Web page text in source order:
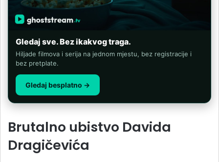
Gledaj sve. Bez ikakvog traga.
Hiljade filmova i serija na jednom mjestu, bez registracije i
bez pretplate.
Gledaj besplatno →
Brutalno ubistvo Davida
Dragičevića